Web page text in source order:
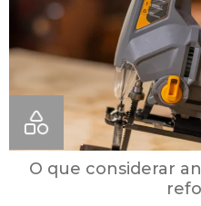
O que considerar